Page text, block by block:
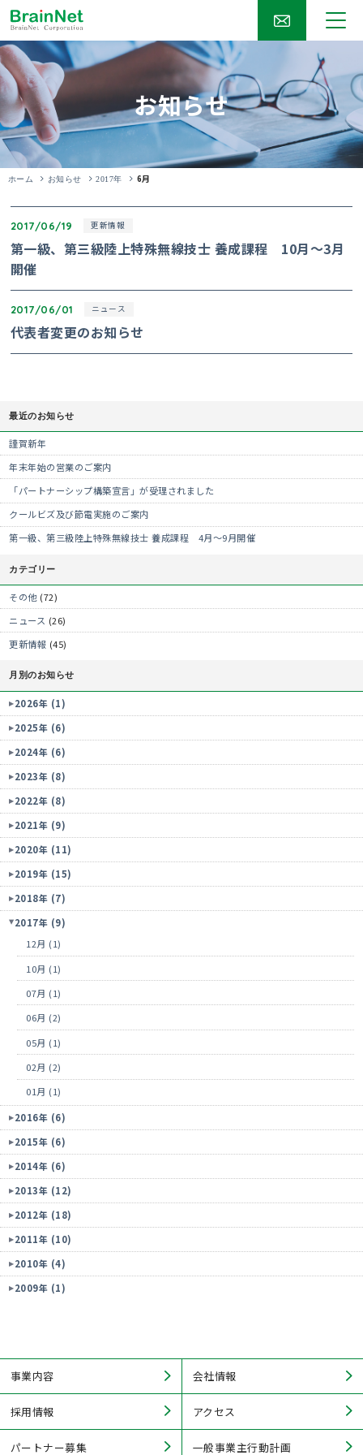
お知らせ
ホーム お知らせ 2017年 6月
2017/06/19 更新情報
第一級、第三級陸上特殊無線技士 養成課程 10月～3月
開催
2017/06/01 ニュース
代表者変更のお知らせ
最近のお知らせ
謹賀新年
年末年始の営業のご案内
「パートナーシップ構築宣言」が受理されました
クールビズ及び節電実施のご案内
第一級、第三級陸上特殊無線技士 養成課程 4月～9月開催
カテゴリー
その他 (72)
ニュース (26)
更新情報 (45)
月別のお知らせ
2026年 (1)
2025年 (6)
2024年 (6)
2023年 (8)
2022年 (8)
2021年 (9)
2020年 (11)
2019年 (15)
2018年 (7)
2017年 (9)
12月 (1)
10月 (1)
07月 (1)
06月 (2)
05月 (1)
02月 (2)
01月 (1)
2016年 (6)
2015年 (6)
2014年 (6)
2013年 (12)
2012年 (18)
2011年 (10)
2010年 (4)
2009年 (1)
事業内容 会社情報
採用情報 アクセス
パートナー募集 一般事業主行動計画